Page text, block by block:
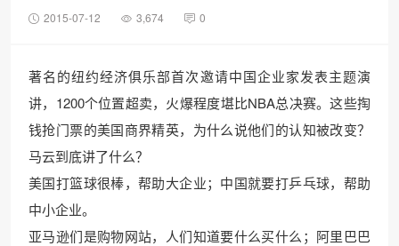
2015-07-12 3,674 0
著名的纽约经济俱乐部首次邀请中国企业家发表主题演
讲，1200个位置超卖，火爆程度堪比NBA总决赛。这些掏
钱抢门票的美国商界精英，为什么说他们的认知被改变？
马云到底讲了什么？
美国打篮球很棒，帮助大企业；中国就要打乒乓球，帮助
中小企业。
亚马逊们是购物网站，人们知道要什么买什么；阿里巴巴